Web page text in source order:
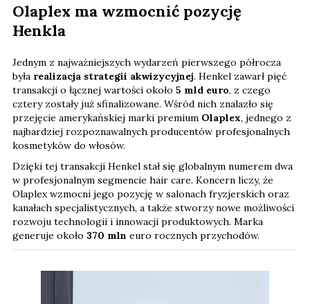
Olaplex ma wzmocnić pozycję
Henkla
Jednym z najważniejszych wydarzeń pierwszego półrocza
była realizacja strategii akwizycyjnej. Henkel zawarł pięć
transakcji o łącznej wartości około 5 mld euro, z czego
cztery zostały już sfinalizowane. Wśród nich znalazło się
przejęcie amerykańskiej marki premium Olaplex, jednego z
najbardziej rozpoznawalnych producentów profesjonalnych
kosmetyków do włosów.
Dzięki tej transakcji Henkel stał się globalnym numerem dwa
w profesjonalnym segmencie hair care. Koncern liczy, że
Olaplex wzmocni jego pozycję w salonach fryzjerskich oraz
kanałach specjalistycznych, a także stworzy nowe możliwości
rozwoju technologii i innowacji produktowych. Marka
generuje około 370 mln euro rocznych przychodów.